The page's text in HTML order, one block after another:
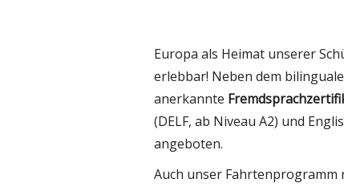
Europa als Heimat unserer
erlebbar! Neben dem
anerkannte
(DELF, ab Niveau A2) und
angeboten.
Auch unser Fahrtenprogramm